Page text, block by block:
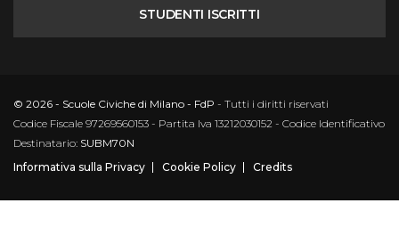
STUDENTI ISCRITTI
© 2026 - Scuole Civiche di Milano - FdP - Tutti i diritti riservati
Codice Fiscale 97269560153 - Partita Iva 13212030152 - Codice Identificativo
Destinatario: SUBM70N
Informativa sulla Privacy
Cookie Policy Credits